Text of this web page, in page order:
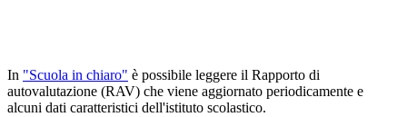
In "Scuola in chiaro" è possibile leggere il Rapporto di
autovalutazione (RAV) che viene aggiornato periodicamente e
alcuni dati caratteristici dell'istituto scolastico.